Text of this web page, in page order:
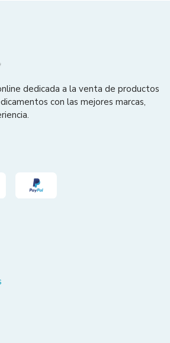
dedicada a la venta de productos
con las mejores marcas,